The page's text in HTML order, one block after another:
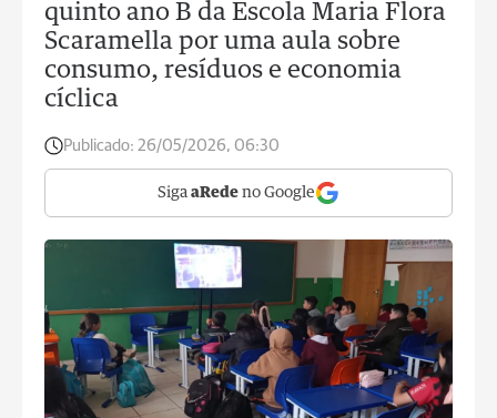
quinto ano B da Escola Maria Flora
Scaramella por uma aula sobre
consumo, resíduos e economia
cíclica
Publicado: 26/05/2026, 06:30
Siga aRede no Google